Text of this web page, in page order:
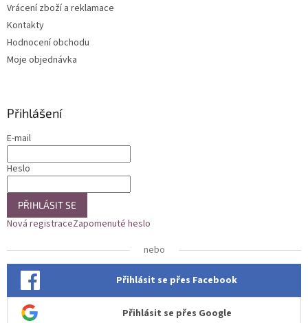
Vrácení zboží a reklamace
Kontakty
Hodnocení obchodu
Moje objednávka
Přihlášení
E-mail
Heslo
PŘIHLÁSIT SE
Nová registraceZapomenuté heslo
nebo
Přihlásit se přes Facebook
Přihlásit se přes Google